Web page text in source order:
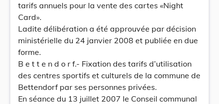
tarifs annuels pour la vente des cartes «Night
Card».
Ladite délibération a été approuvée par décision
ministérielle du 24 janvier 2008 et publiée en due
forme.
B e t t e n d o r f.- Fixation des tarifs d’utilisation
des centres sportifs et culturels de la commune de
Bettendorf par ses personnes privées.
En séance du 13 juillet 2007 le Conseil communal